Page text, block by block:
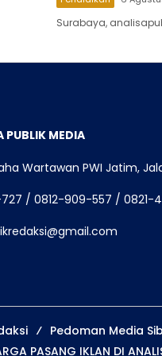
Surabaya,
PUBLIK MEDIA
Wartawan PWI Jatim,
/ 0812-909-557 / 0821-
Pedoman Media
PASANG IKLAN DI